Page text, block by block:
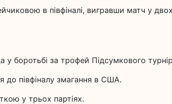
в півфіналі, вигравши матч у двох
у боротьбі за трофей Підсумкового
до півфіналу змагання в США.
у трьох партіях.